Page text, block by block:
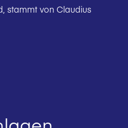
stammt von Claudius